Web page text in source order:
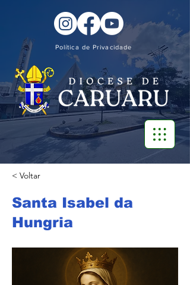
Política de Privacidade
< Voltar
Santa Isabel da
Hungria